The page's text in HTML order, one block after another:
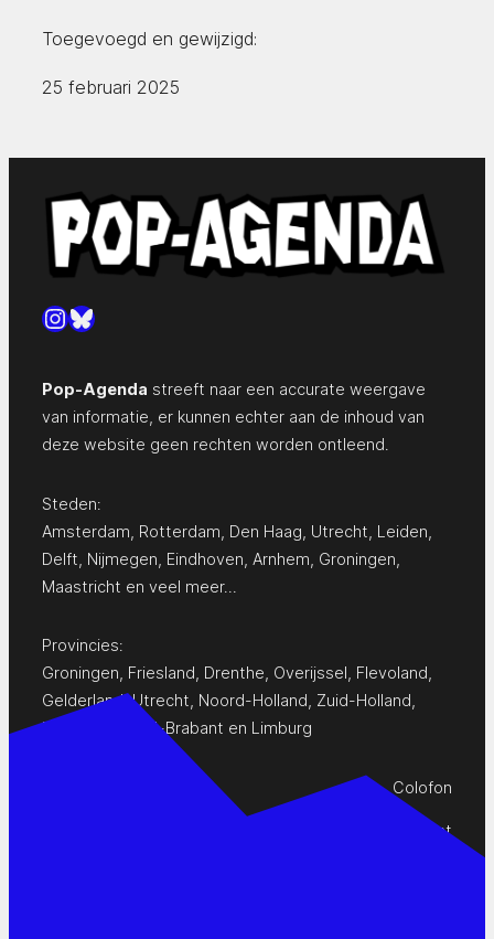
Toegevoegd en gewijzigd:
25 februari 2025
Instagram
Bluesky
Pop-Agenda streeft naar een accurate weergave
van informatie, er kunnen echter aan de inhoud van
deze website geen rechten worden ontleend.
Steden:
Amsterdam Rotterdam Den Haag Utrecht Leiden
Delft Nijmegen Eindhoven Arnhem Groningen
Maastricht en veel meer…
Provincies:
Groningen Friesland Drenthe Overijssel Flevoland
Gelderland,Utrecht Noord-Holland Zuid-Holland
Zeeland
Noord-Brabant en Limburg
Colofon
Privacy Statement